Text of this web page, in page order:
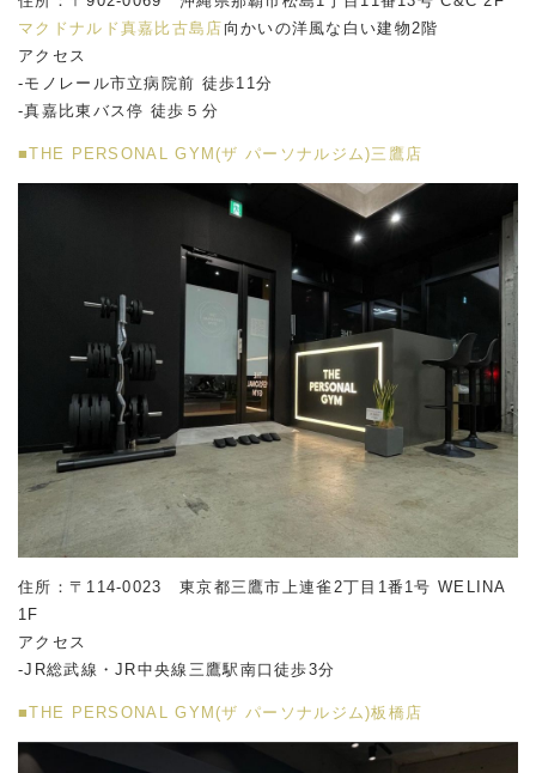
マクドナルド真嘉比古島店 向かいの洋風な白い建物2階
アクセス
-モノレール市立病院前 徒歩11分
-真嘉比東バス停 徒歩５分
■THE PERSONAL GYM(ザ パーソナルジム)三鷹店
住所：〒114-0023 東京都三鷹市上連雀2丁目1番1号 WELINA
1F
アクセス
-JR総武線・JR中央線三鷹駅南口徒歩3分
■THE PERSONAL GYM(ザ パーソナルジム)板橋店